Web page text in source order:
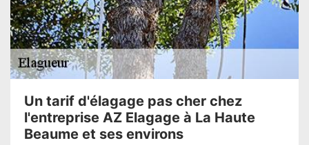
Un tarif d'élagage pas cher chez
l'entreprise AZ Elagage à La Haute
Beaume et ses environs